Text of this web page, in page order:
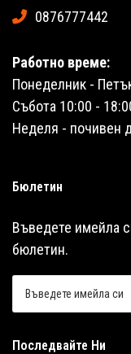
0876777442
Работно време:
Понеделник -
Събота 10:00 -
Неделя - почивен
Бюлетин
Въведете имейла
бюлетин.
Последвайте Ни